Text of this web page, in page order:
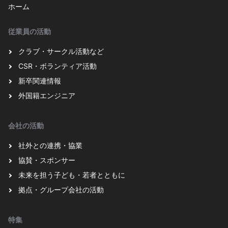
ホーム
従業員の活動
クラブ・サークル活動など
CSR・ボランティア活動
新卒関連情報
外国籍エンジニア
会社の活動
社外との連携・協業
協賛・スポンサー
未来を担う子ども・若者とともに
拠点・グループ会社の活動
特集